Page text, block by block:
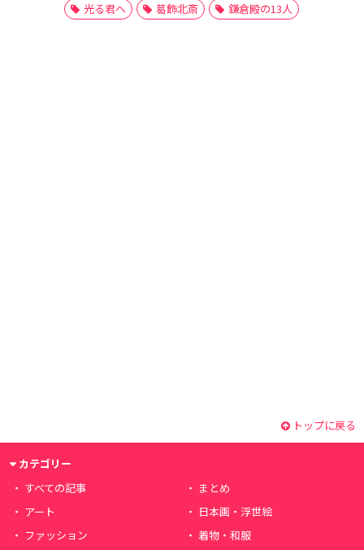
光る君へ
葛飾北斎 鎌倉殿の13人
トップに戻る
カテゴリー
すべての記事
まとめ
アート
日本画・浮世絵
ファッション
着物・和服